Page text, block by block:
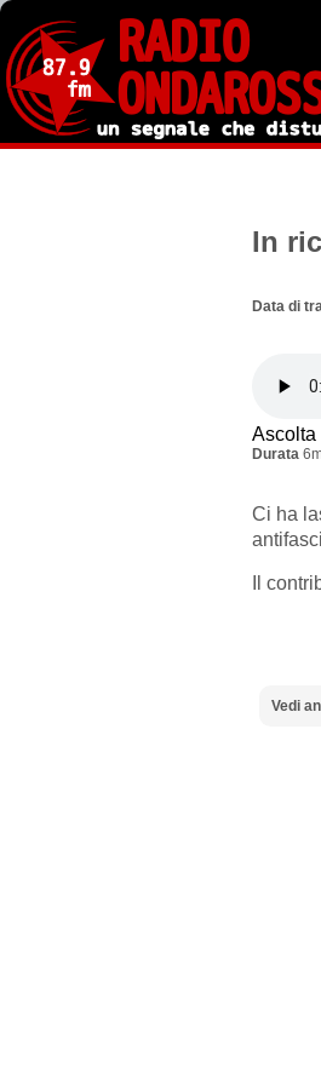
Salta
contenuto
principale
In
Data di
Ascolta
Durata
Ci ha
Il
Vedi